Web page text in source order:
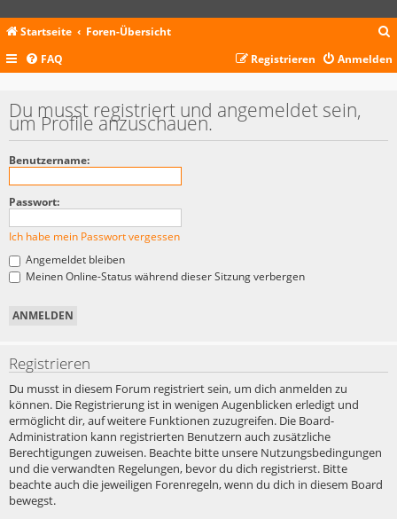
Startseite Foren-Übersicht
c
FAQ Anmelden
Registrieren
Du musst registriert und angemeldet sein,
um Profile anzuschauen.
Benutzername:
Passwort:
Ich habe mein Passwort vergessen
Angemeldet bleiben
Meinen Online-Status während dieser Sitzung verbergen
Registrieren
Du musst in diesem Forum registriert sein, um dich anmelden zu
können. Die Registrierung ist in wenigen Augenblicken erledigt und
ermöglicht dir, auf weitere Funktionen zuzugreifen. Die Board-
Administration kann registrierten Benutzern auch zusätzliche
Berechtigungen zuweisen. Beachte bitte unsere Nutzungsbedingungen
und die verwandten Regelungen, bevor du dich registrierst. Bitte
beachte auch die jeweiligen Forenregeln, wenn du dich in diesem Board
bewegst.